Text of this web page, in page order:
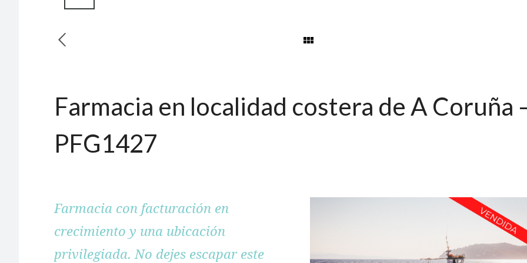
Farmacia en localidad costera de A Coruña
PFG1427
Farmacia con facturación en
crecimiento y una ubicación
privilegiada. No dejes escapar este